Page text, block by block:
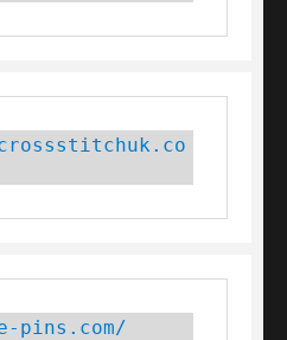
pins.com/